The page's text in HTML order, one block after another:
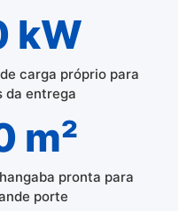
kW
carga próprio para
da entrega
m²
pronta para
porte